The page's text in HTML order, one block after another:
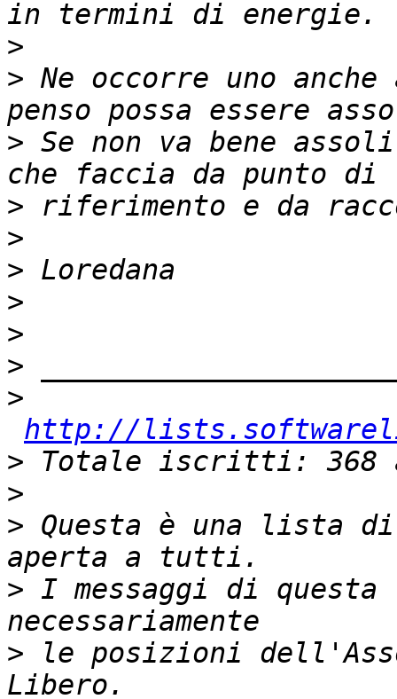
>
> Ne occorre uno
> Se non va bene
>
>
>
>
>
>
>
http://
>
>
> Questa è una lista
> I messaggi di
> le posizioni